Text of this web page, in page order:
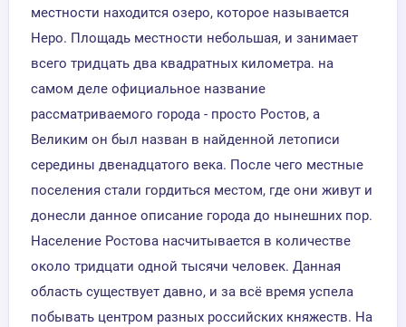
местности находится озеро, которое называется
Неро. Площадь местности небольшая, и занимает
всего тридцать два квадратных километра. на
самом деле официальное название
рассматриваемого города - просто Ростов, а
Великим он был назван в найденной летописи
середины двенадцатого века. После чего местные
поселения стали гордиться местом, где они живут и
донесли данное описание города до нынешних пор.
Население Ростова насчитывается в количестве
около тридцати одной тысячи человек. Данная
область существует давно, и за всё время успела
побывать центром разных российских княжеств. На